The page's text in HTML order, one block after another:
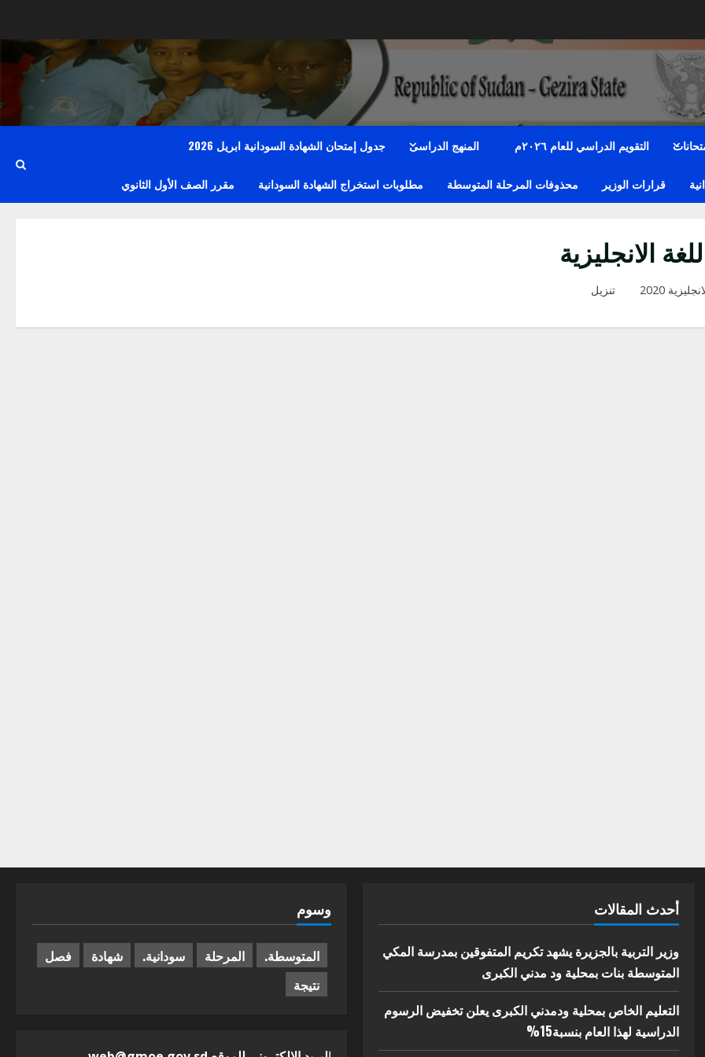
التقويم الدراسي للعام ٢٠٢٦م المنهج الدراسى جدول إمتحان الشهادة السودانية ابريل 2026
قرارات الوزير محذوفات المرحلة المتوسطة مطلوبات استخراج الشهادة السودانية مقرر الصف الأول الثانوي
الانجليزية
2020 تنزيل
أحدث المقالات
وزير التربية بالجزيرة يشهد تكريم المتفوقين بمدرسة المكي
المتوسطة بنات بمحلية ود مدني الكبرى
التعليم الخاص بمحلية ودمدني الكبرى يعلن تخفيض الرسوم
الدراسية لهذا العام بنسبة15%
وسوم
المتوسطة. المرحلة سودانية. شهادة
فصل
نتيجة